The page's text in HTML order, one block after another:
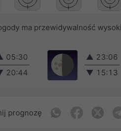
ma przewidywalność
05:30
20:44
▲ 23:06
▼ 15:13
prognozę